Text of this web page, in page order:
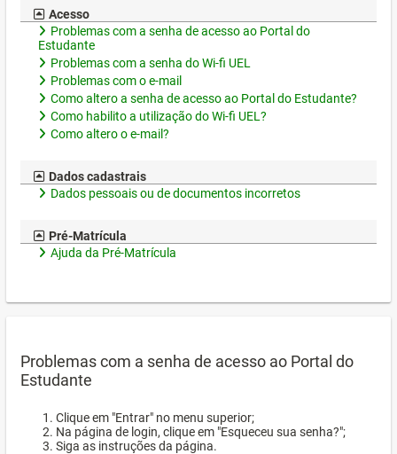
Acesso
Problemas com a senha de acesso ao Portal do
Estudante
Problemas com a senha do Wi-fi UEL
Problemas com o e-mail
Como altero a senha de acesso ao Portal do Estudante?
Como habilito a utilização do Wi-fi UEL?
Como altero o e-mail?
Dados cadastrais
Dados pessoais ou de documentos incorretos
Pré-Matrícula
Ajuda da Pré-Matrícula
Problemas com a senha de acesso ao Portal do
Estudante
Clique em "Entrar" no menu superior;
Na página de login, clique em "Esqueceu sua senha?";
Siga as instruções da página.